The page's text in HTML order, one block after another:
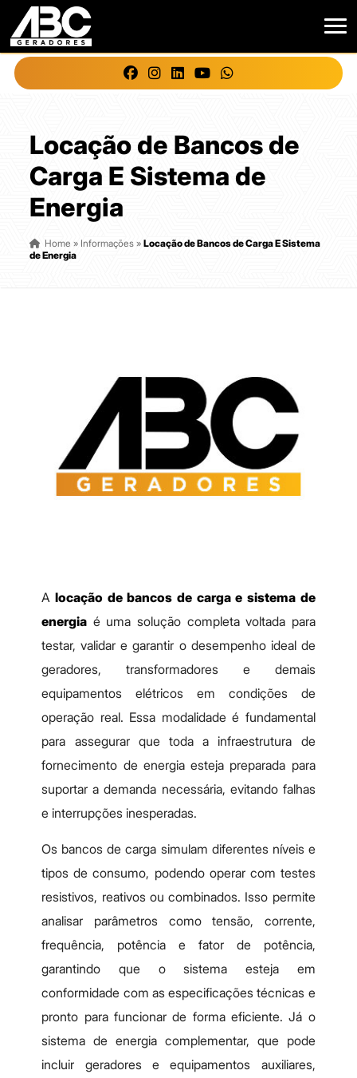
Locação de Bancos de
Carga E Sistema de
Energia
Home » Informações »Locação de Bancos de Carga E Sistema
de Energia
A locação de bancos de carga e sistema de
energia é uma solução completa voltada para
testar, validar e garantir o desempenho ideal de
geradores, transformadores e demais
equipamentos elétricos em condições de
operação real. Essa modalidade é fundamental
para assegurar que toda a infraestrutura de
fornecimento de energia esteja preparada para
suportar a demanda necessária, evitando falhas
e interrupções inesperadas.
Os bancos de carga simulam diferentes níveis e
tipos de consumo, podendo operar com testes
resistivos, reativos ou combinados. Isso permite
analisar parâmetros como tensão, corrente,
frequência, potência e fator de potência,
garantindo que o sistema esteja em
conformidade com as especificações técnicas e
pronto para funcionar de forma eficiente. Já o
sistema de energia complementar, que pode
incluir geradores e equipamentos auxiliares,